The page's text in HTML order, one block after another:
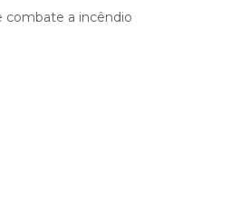
combate a incêndio